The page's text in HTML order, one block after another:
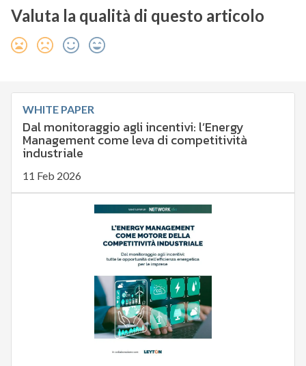
Valuta la qualità di questo articolo
WHITE PAPER
Dal monitoraggio agli incentivi: l’Energy
Management come leva di competitività
industriale
11 Feb 2026